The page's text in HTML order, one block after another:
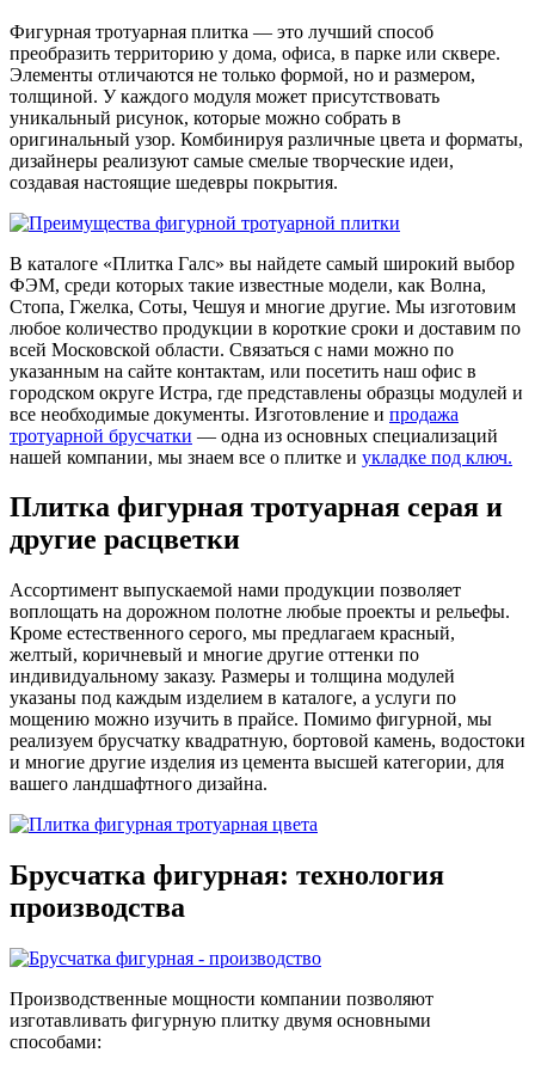
Фигурная тротуарная плитка — это лучший способ
преобразить территорию у дома, офиса, в парке или сквере.
Элементы отличаются не только формой, но и размером,
толщиной. У каждого модуля может присутствовать
уникальный рисунок, которые можно собрать в
оригинальный узор. Комбинируя различные цвета и форматы,
дизайнеры реализуют самые смелые творческие идеи,
создавая настоящие шедевры покрытия.
В каталоге «Плитка Галс» вы найдете самый широкий выбор
ФЭМ, среди которых такие известные модели, как Волна,
Стопа, Гжелка, Соты, Чешуя и многие другие. Мы изготовим
любое количество продукции в короткие сроки и доставим по
всей Московской области. Связаться с нами можно по
указанным на сайте контактам, или посетить наш офис в
городском округе Истра, где представлены образцы модулей и
все необходимые документы. Изготовление и продажа
тротуарной брусчатки — одна из основных специализаций
нашей компании, мы знаем все о плитке и укладке под ключ.
Плитка фигурная тротуарная серая и
другие расцветки
Ассортимент выпускаемой нами продукции позволяет
воплощать на дорожном полотне любые проекты и рельефы.
Кроме естественного серого, мы предлагаем красный,
желтый, коричневый и многие другие оттенки по
индивидуальному заказу. Размеры и толщина модулей
указаны под каждым изделием в каталоге, а услуги по
мощению можно изучить в прайсе. Помимо фигурной, мы
реализуем брусчатку квадратную, бортовой камень, водостоки
и многие другие изделия из цемента высшей категории, для
вашего ландшафтного дизайна.
Брусчатка фигурная: технология
производства
Производственные мощности компании позволяют
изготавливать фигурную плитку двумя основными
способами: